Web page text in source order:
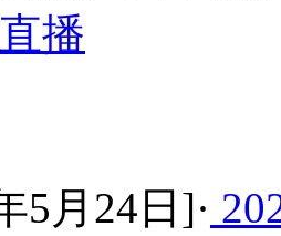
播
5月24日]·